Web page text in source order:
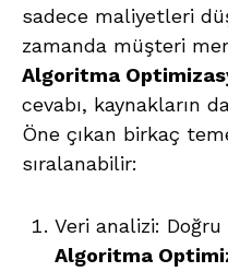
sadece maliyetleri
zamanda müşteri
Algoritma
cevabı, kaynakların
Öne çıkan birkaç
sıralanabilir:
Veri analizi:
Algoritma